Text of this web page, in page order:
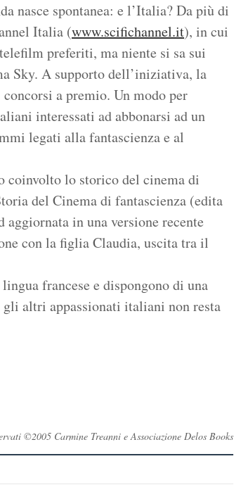
nasce spontanea: e l’Italia? Da più di
Italia (www.scifichannel.it), in cui
preferiti, ma niente si sa sui
Sky. A supporto dell’iniziativa, la
a premio. Un modo per
interessati ad abbonarsi ad un
legati alla fantascienza e al
coinvolto lo storico del cinema di
del Cinema di fantascienza (edita
in una versione recente
con la figlia Claudia, uscita tra il
francese e dispongono di una
altri appassionati italiani non resta
©2005 Carmine Treanni e Associazione Delos Books